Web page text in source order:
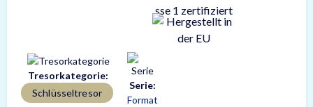
Tresorkategorie:
Schlüsseltresor
Serie:
Format